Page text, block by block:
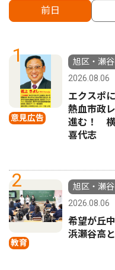
前日
1
意見広告
旭区・瀬
2026.08.06
エクスポ
熱血市政
進む！ 横
喜代志
2
教育
旭区・瀬
2026.08.06
希望が丘
浜瀬谷高